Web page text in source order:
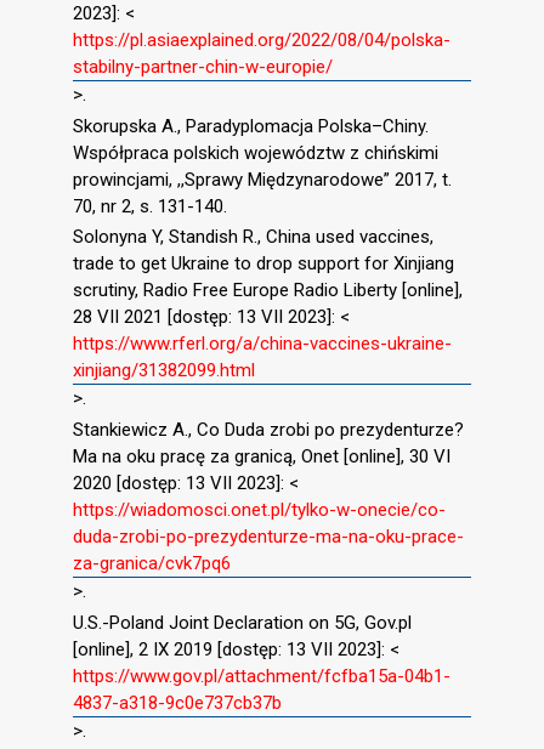
2023]: <
https://pl.asiaexplained.org/2022/08/04/polska-
stabilny-partner-chin-w-europie/
>.
Skorupska A., Paradyplomacja Polska–Chiny.
Współpraca polskich województw z chińskimi
prowincjami, ,,Sprawy Międzynarodowe” 2017, t.
70, nr 2, s. 131-140.
Solonyna Y, Standish R., China used vaccines,
trade to get Ukraine to drop support for Xinjiang
scrutiny, Radio Free Europe Radio Liberty [online],
28 VII 2021 [dostęp: 13 VII 2023]: <
https://www.rferl.org/a/china-vaccines-ukraine-
xinjiang/31382099.html
>.
Stankiewicz A., Co Duda zrobi po prezydenturze?
Ma na oku pracę za granicą, Onet [online], 30 VI
2020 [dostęp: 13 VII 2023]: <
https://wiadomosci.onet.pl/tylko-w-onecie/co-
duda-zrobi-po-prezydenturze-ma-na-oku-prace-
za-granica/cvk7pq6
>.
U.S.-Poland Joint Declaration on 5G, Gov.pl
[online], 2 IX 2019 [dostęp: 13 VII 2023]: <
https://www.gov.pl/attachment/fcfba15a-04b1-
4837-a318-9c0e737cb37b
>.